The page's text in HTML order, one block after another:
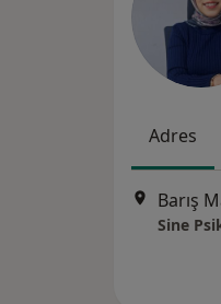
Adres
Sine